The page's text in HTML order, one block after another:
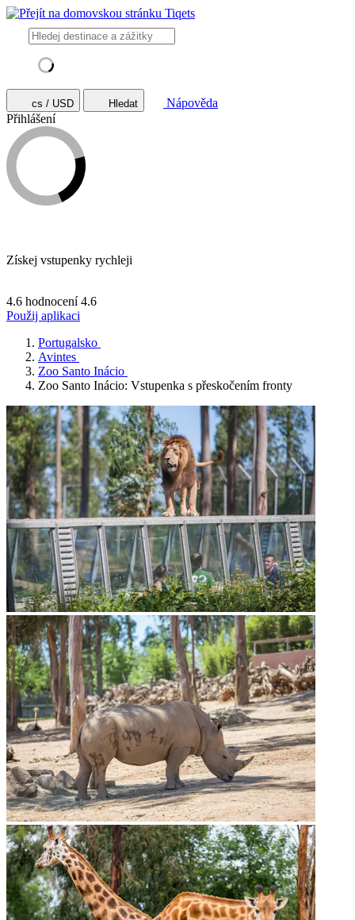
cs / USD Hledat
Nápověda
Přihlášení
Získej vstupenky rychleji
4.6 hodnocení 4.6
Použij aplikaci
Portugalsko
Avintes
Zoo Santo Inácio
Zoo Santo Inácio: Vstupenka s přeskočením fronty